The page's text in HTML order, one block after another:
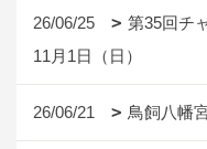
26/06/25
第35回チ
11月1日（日）
26/06/21 鳥飼八幡